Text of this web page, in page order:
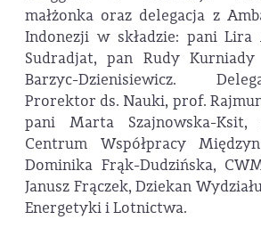
małżonka oraz delegacja z
Indonezji w składzie: pani Lira
Sudradjat, pan Rudy
Barzyc-Dzienisiewicz.
Prorektor ds. Nauki, prof.
pani Marta Szajnowska-Ksit,
Centrum Współpracy
Dominika Frąk-Dudzińska,
Janusz Frączek, Dziekan
Energetyki i Lotnictwa.